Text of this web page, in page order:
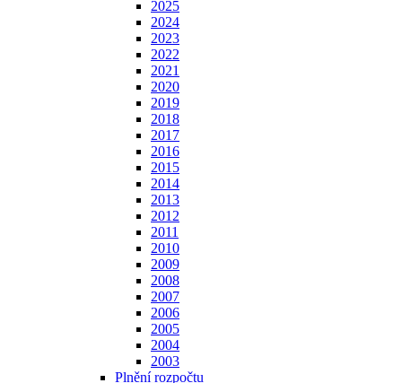
2025
2024
2023
2022
2021
2020
2019
2018
2017
2016
2015
2014
2013
2012
2011
2010
2009
2008
2007
2006
2005
2004
2003
Plnění rozpočtu